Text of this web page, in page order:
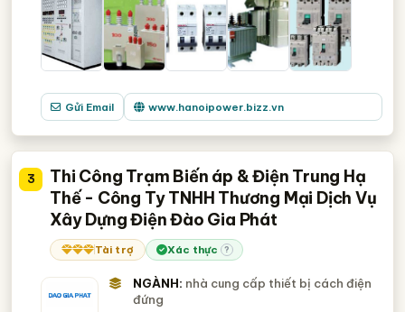
Gửi Email www.hanoipower.bizz.vn
3
Thi Công Trạm Biến áp & Điện Trung Hạ
Thế - Công Ty TNHH Thương Mại Dịch Vụ
Xây Dựng Điện Đào Gia Phát
Tài trợ Xác thực ?
NGÀNH: nhà cung cấp thiết bị cách điện
đứng